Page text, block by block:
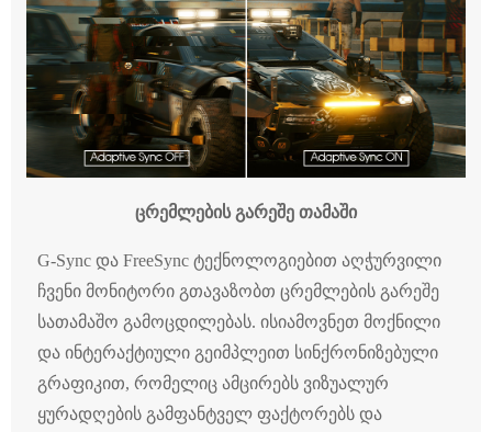
ცრემლების გარეშე თამაში
G-Sync და FreeSync ტექნოლოგიებით აღჭურვილი
ჩვენი მონიტორი გთავაზობთ ცრემლების გარეშე
სათამაშო გამოცდილებას. ისიამოვნეთ მოქნილი
და ინტერაქტიული გეიმპლეით სინქრონიზებული
გრაფიკით, რომელიც ამცირებს ვიზუალურ
ყურადღების გამფანტველ ფაქტორებს და